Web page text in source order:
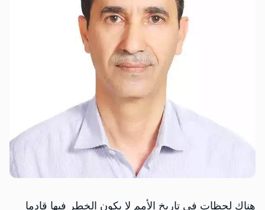
هناك لحظات في تاريخ الأمم لا يكون الخطر فيها قادما